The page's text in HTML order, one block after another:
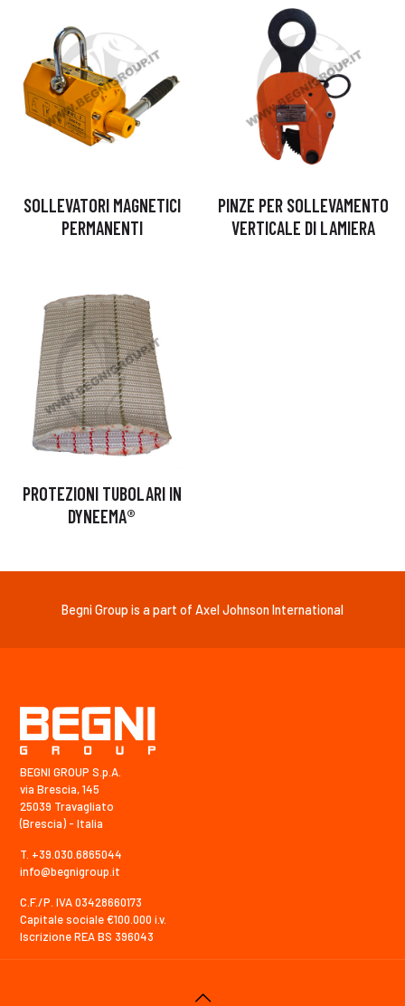
SOLLEVATORI MAGNETICI
PERMANENTI
PINZE PER SOLLEVAMENTO
VERTICALE DI LAMIERA
PROTEZIONI TUBOLARI IN
DYNEEMA®
Begni Group is a part of Axel Johnson International
BEGNI GROUP S.p.A.
via Brescia, 145
25039 Travagliato
(Brescia) - Italia
T. +39.030.6865044
info@begnigroup.it
C.F./P. IVA 03428660173
Capitale sociale €100.000 i.v.
Iscrizione REA BS 396043